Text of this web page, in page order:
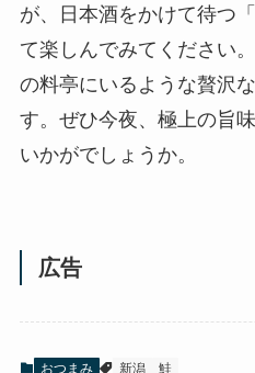
が、日本酒をかけて待つ
て楽しんでみてください
の料亭にいるような贅沢
す。ぜひ今夜、極上の旨
いかがでしょうか。
広告
おつまみ 新潟 鮭